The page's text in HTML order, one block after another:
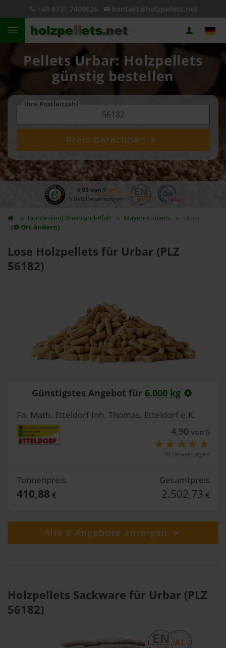
+49 8731 7409626 kontakt@holzpellets.net
Pellets Urbar: Holzpellets
günstig bestellen
Ihre Postleitzahl
Preis berechnen
4,93 von 5
5.090 Bewertungen
Bundesland Rheinland-Pfalz Mayen-Koblenz
Urbar
(
Ort ändern)
Lose Holzpellets für Urbar (PLZ
56182)
Günstigstes Angebot für 6.000 kg
Fa. Math. Etteldorf Inh. Thomas. Etteldorf e.K.
4,90 von 5
10 Bewertungen
Tonnenpreis
410,88 €
Gesamtpreis
2.502,73 €
Alle 8 Angebote anzeigen
Holzpellets Sackware für Urbar (PLZ
56182)